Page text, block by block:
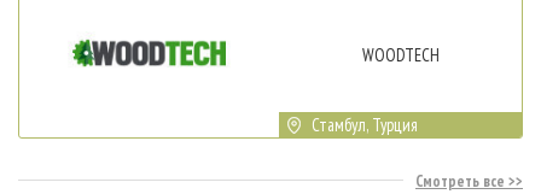
WOODTECH
Стамбул, Турция
Смотреть все